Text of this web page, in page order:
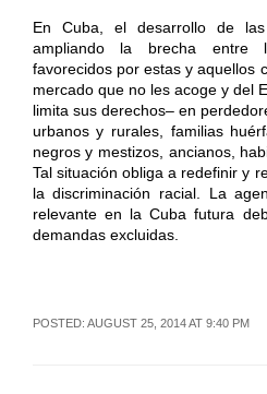
En Cuba, el desarrollo de
ampliando la brecha entre
favorecidos por estas y aquellos
mercado que no les acoge y del
limita sus derechos– en
urbanos y rurales, familias
negros y mestizos, ancianos,
Tal situación obliga a redefinir y
la discriminación racial. La
relevante en la Cuba futura
demandas excluidas.
POSTED: AUGUST 25, 2014 AT 9:40 PM